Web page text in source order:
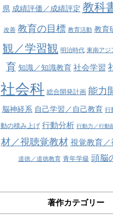
県 成績評価／成績評定 教科
改善 教育の目標 教育活動 教育
観／学習観 明治時代 東南アジ
育 知識／知識教育 社会学習
社会科 総合開発計画 能力
脳神経系 自己学習／自己教育 行
動の積み上げ 行動分析 行動力／行動
材／視聴覚教材 視覚教育
道徳／道徳教育 青年学級 頭脳
著作カテゴリー